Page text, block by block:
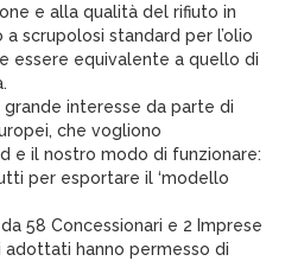
e alla qualità del rifiuto in
scrupolosi standard per l’olio
essere equivalente a quello di
interesse da parte di
che vogliono
e il nostro modo di funzionare:
per esportare il ‘modello
58 Concessionari e 2 Imprese
adottati hanno permesso di